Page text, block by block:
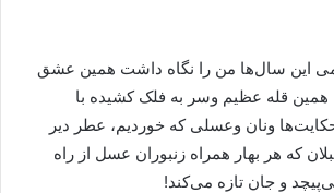
این سال‌ها من را نگاه داشت همین عشق
قله عظیم وسر به فلک کشیده با
ونان وعسلی که خوردیم، عطر دیر
که هر بهار همراه زنبوران عسل از راه
و جان تازه می‌کند!